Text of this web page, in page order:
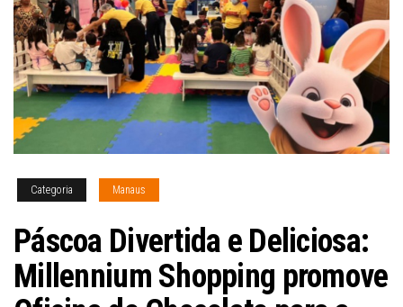
Categoria Manaus
Páscoa Divertida e Deliciosa:
Millennium Shopping promove